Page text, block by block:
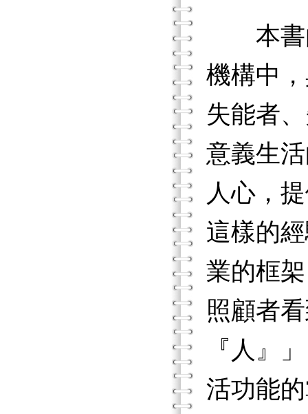
本書由
機構中
失能者
意義生
人心，
這樣的
業的框
照顧者
『人』
活功能